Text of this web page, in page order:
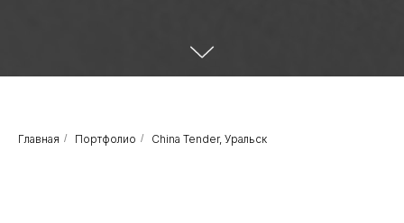
Главная / Портфолио / China Tender, Уральск